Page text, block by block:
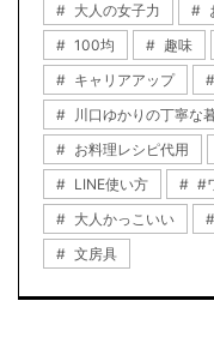
大人の女子力
100均
趣味
キャリアアップ
川口ゆかりの丁寧な
お料理レシピ代用
LINE使い方
#
大人かっこいい
文房具